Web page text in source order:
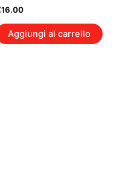
16.00
Aggiungi al carrello